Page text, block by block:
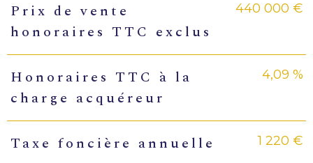
Prix de vente
honoraires TTC exclus
440 000 €
Honoraires TTC à la
charge acquéreur
4,09 %
Taxe foncière annuelle 1 220 €